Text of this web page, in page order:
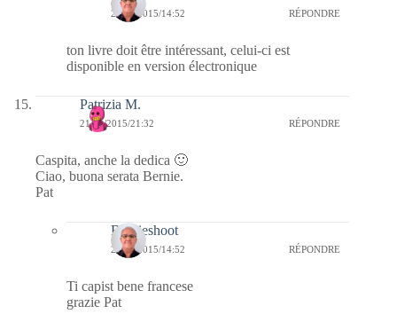
22/01/2015/14:52 RÉPONDRE
ton livre doit être intéressant, celui-ci est
disponible en version électronique
Patrizia M.
21/01/2015/21:32 RÉPONDRE
Caspita, anche la dedica 🙂
Ciao, buona serata Bernie.
Pat
Bernieshoot
22/01/2015/14:52 RÉPONDRE
Ti capist bene francese
grazie Pat